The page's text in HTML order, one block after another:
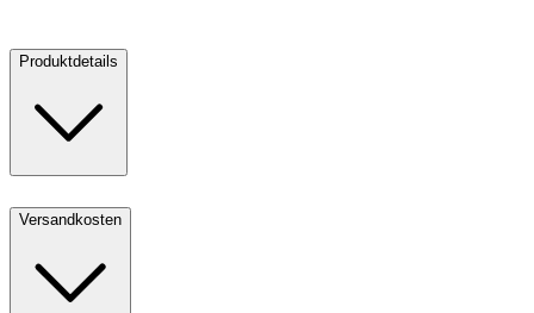
Produktdetails
Versandkosten